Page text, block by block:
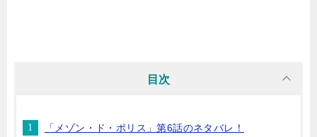
目次
「メゾン・ド・ポリス」第6話のネタバレ！